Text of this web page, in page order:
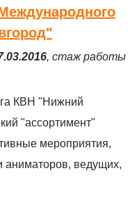
, стаж работы
КВН "Нижний
"ассортимент"
мероприятия,
аниматоров, ведущих,